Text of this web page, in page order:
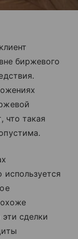
биржевого
что такая
сделки